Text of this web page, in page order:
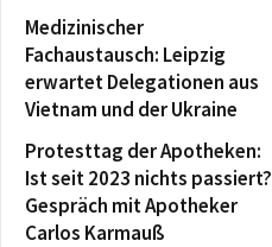
Medizinischer
Fachaustausch: Leipzig
erwartet Delegationen aus
Vietnam und der Ukraine
Protesttag der Apotheken:
Ist seit 2023 nichts passiert?
Gespräch mit Apotheker
Carlos Karmauß